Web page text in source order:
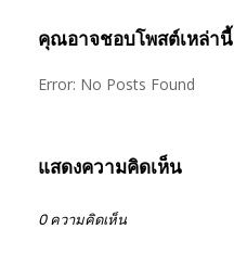
คุณอาจชอบโพสต์เหล่านี้
Error: No Posts Found
แสดงความคิดเห็น
0 ความคิดเห็น